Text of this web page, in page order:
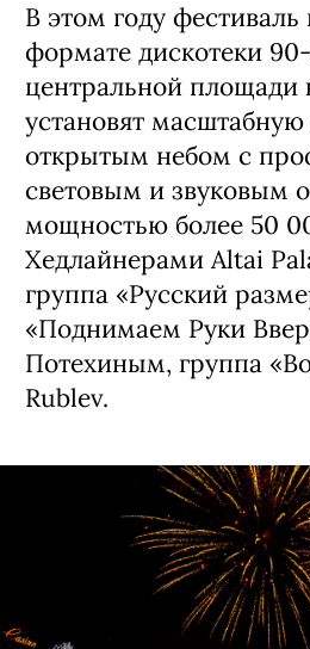
В этом году фестиваль
формате дискотеки
центральной площади
установят
открытым небом с
световым и звуковым
мощностью более 50
Хедлайнерами Altai
группа «Русский
«Поднимаем Руки
Потехиным, группа
Rublev.